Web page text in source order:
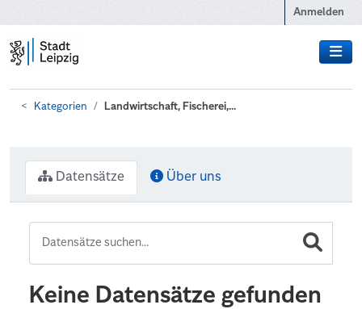
Anmelden
Kategorien Landwirtschaft, Fischerei,...
Datensätze Über uns
Keine Datensätze gefunden